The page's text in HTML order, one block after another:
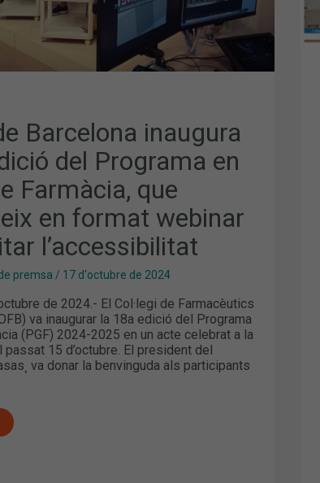
Barcelona inaugura
del Programa en
Farmàcia, que
en format webinar
l’accessibilitat
premsa / 17 d'octubre de 2024
de 2024.- El Col·legi de Farmacèutics
va inaugurar la 18a edició del Programa
(PGF) 2024-2025 en un acte celebrat a la
passat 15 d’octubre. El president del
va donar la benvinguda als participants